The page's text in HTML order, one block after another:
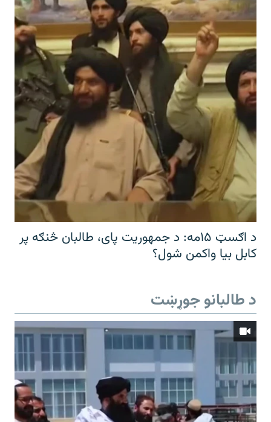
د اګسټ ۱۵مه: د جمهوریت پای، طالبان څنګه پر
کابل بیا واکمن شول؟
د طالبانو جوړښت